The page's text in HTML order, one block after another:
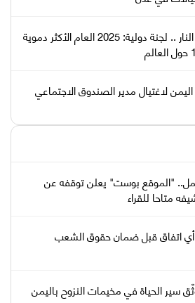
صحافة في قلب خطوط النار .. لجنة دولية: 2025 العام الأكثر دموية
لاغتيال مدير الصندوق الاجتماعي
"الموقع بوست" يعلن توقفه عن
متاحا للقراء
أي اتفاق قبل ضمان حقوق الشعب
الحياة في مخيمات النزوح باليمن